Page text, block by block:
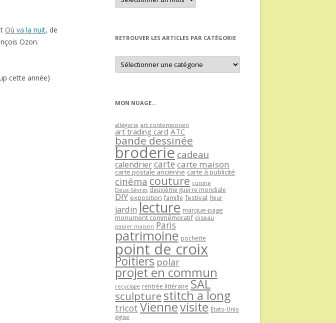
Où va la nuit, de
Ozon.
cette année)
article
RETROUVER LES ARTICLES PAR CATÉGORIE
Retrouver
les
articles
MON NUAGE…
allégorie art contemporain
art trading card ATC
bande dessinée
broderie cadeau
calendriercartecarte maison
carte postale ancienne carte à publicité
cinéma couture cuisine
Deux-Sèvres deuxième guerre mondiale
DIY exposition famille festival fleur
jardin lecture marque-page
monument commémoratif oiseau
papier maison Paris
patrimoine pochette
point de croix
Poitiers polar
projet en commun
recyclage rentrée littéraire SAL
sculpture stitch a long
tricot Viennevisite États-Unis
église